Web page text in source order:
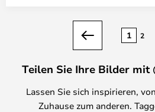
Zurück
1 2
Teilen Sie Ihre Bilder mit
Lassen Sie sich inspirieren,
Zuhause zum anderen.